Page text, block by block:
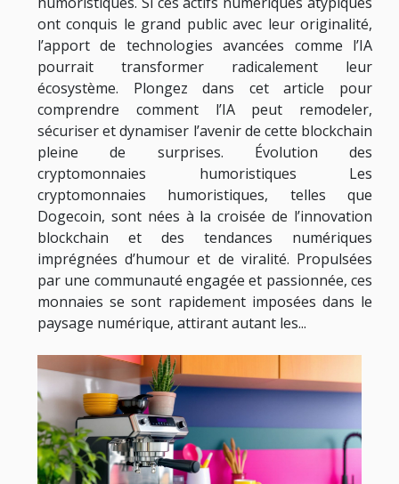
ont conquis le grand public avec leur originalité,
l’apport de technologies avancées comme l’IA
pourrait transformer radicalement leur
écosystème. Plongez dans cet article pour
comprendre comment l’IA peut remodeler,
sécuriser et dynamiser l’avenir de cette blockchain
pleine de surprises. Évolution des
cryptomonnaies humoristiques Les
cryptomonnaies humoristiques, telles que
Dogecoin, sont nées à la croisée de l’innovation
blockchain et des tendances numériques
imprégnées d’humour et de viralité. Propulsées
par une communauté engagée et passionnée, ces
monnaies se sont rapidement imposées dans le
paysage numérique, attirant autant les...